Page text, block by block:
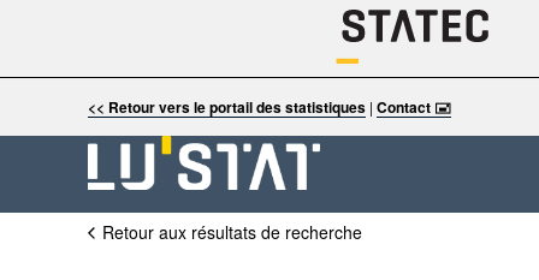
<< Retour vers le portail des statistiques| Contact 🖃
Retour aux résultats de recherche